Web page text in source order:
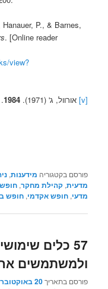
P., & Barnes,
. [Online reader
view?
[v] אורוול, ג' (1971). 1984
פורסם בקטגוריה מידענות,
מדעית,קהילת מחקר,
מדעי,חופש אקדמי,חופש
57 כלים
ולמשתמשים
פורסם בתאריך20 באוקטובר 2015